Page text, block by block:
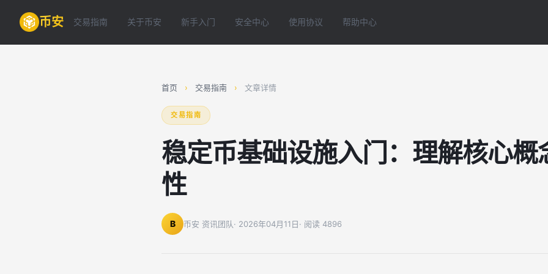
币安 交易指南 关于币安 新手入门 安全中心 使用协议 帮助中心
首页 › 交易指南 › 文章详情
交易指南
稳定币基础设施入门：理解核心概
性
B 币安 资讯团队· 2026年04月11日· 阅读 4896